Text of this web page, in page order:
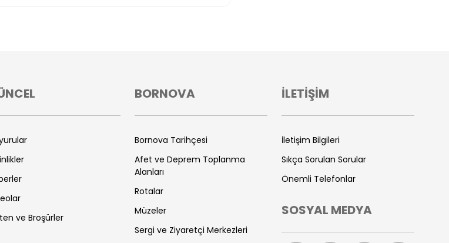
ve Broşürler
BORNOVA
Bornova Tarihçesi
Afet ve Deprem Toplanma
Alanları
Rotalar
Müzeler
Sergi ve Ziyaretçi Merkezleri
İLETİŞİM
İletişim Bilgileri
Sıkça Sorulan Sorular
Önemli Telefonlar
SOSYAL MEDYA